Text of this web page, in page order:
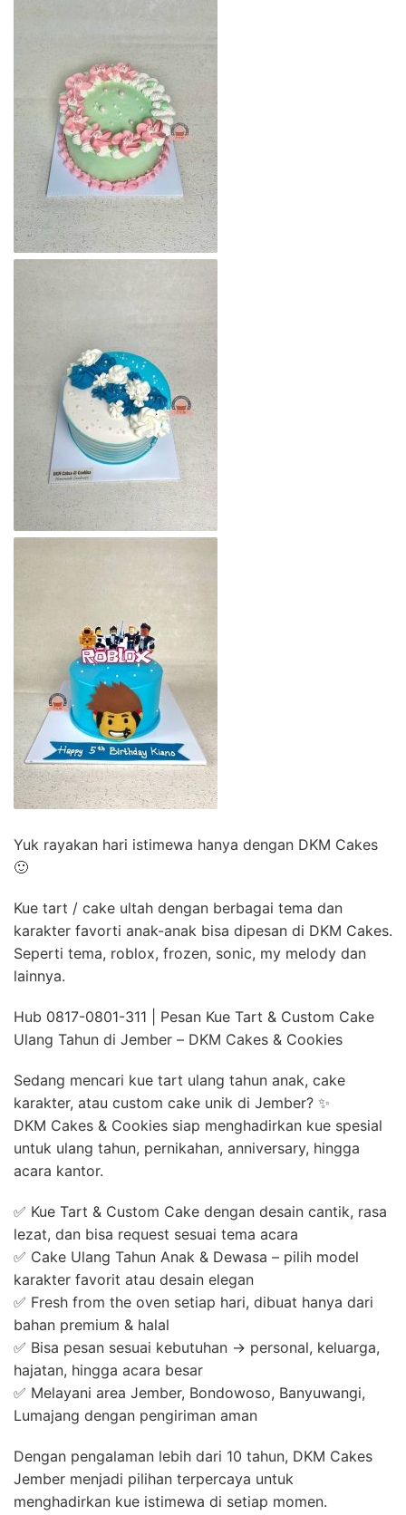
Yuk rayakan hari istimewa hanya dengan DKM Cakes
🙂
Kue tart / cake ultah dengan berbagai tema dan
karakter favorti anak-anak bisa dipesan di DKM Cakes.
Seperti tema, roblox, frozen, sonic, my melody dan
lainnya.
Hub 0817-0801-311 | Pesan Kue Tart & Custom Cake
Ulang Tahun di Jember – DKM Cakes & Cookies
Sedang mencari kue tart ulang tahun anak, cake
karakter, atau custom cake unik di Jember? ✨
DKM Cakes & Cookies siap menghadirkan kue spesial
untuk ulang tahun, pernikahan, anniversary, hingga
acara kantor.
✅ Kue Tart & Custom Cake dengan desain cantik, rasa
lezat, dan bisa request sesuai tema acara
✅ Cake Ulang Tahun Anak & Dewasa – pilih model
karakter favorit atau desain elegan
✅ Fresh from the oven setiap hari, dibuat hanya dari
bahan premium & halal
✅ Bisa pesan sesuai kebutuhan → personal, keluarga,
hajatan, hingga acara besar
✅ Melayani area Jember, Bondowoso, Banyuwangi,
Lumajang dengan pengiriman aman
Dengan pengalaman lebih dari 10 tahun, DKM Cakes
Jember menjadi pilihan terpercaya untuk
menghadirkan kue istimewa di setiap momen.